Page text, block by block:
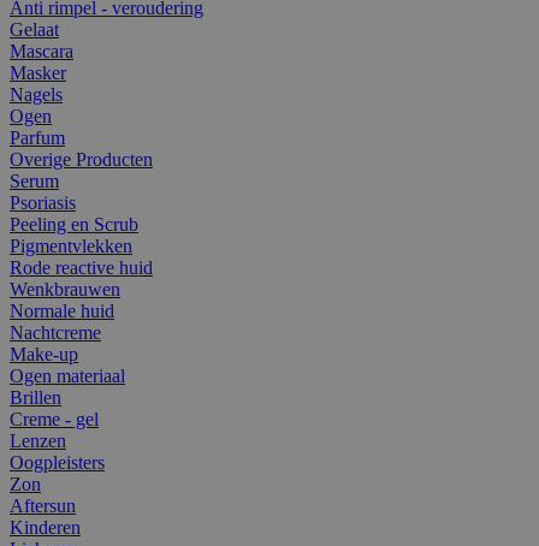
Anti rimpel - veroudering
Gelaat
Mascara
Masker
Nagels
Ogen
Parfum
Overige Producten
Serum
Psoriasis
Peeling en Scrub
Pigmentvlekken
Rode reactive huid
Wenkbrauwen
Normale huid
Nachtcreme
Make-up
Ogen materiaal
Brillen
Creme - gel
Lenzen
Oogpleisters
Zon
Aftersun
Kinderen